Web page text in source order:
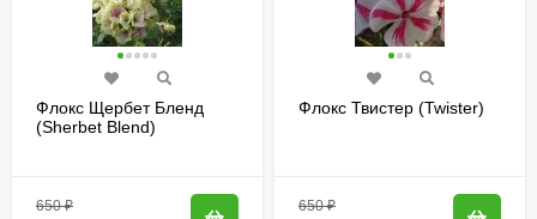
Флокс Щербет Бленд
(Sherbet Blend)
650₽
Флокс Твистер (Twister)
650₽